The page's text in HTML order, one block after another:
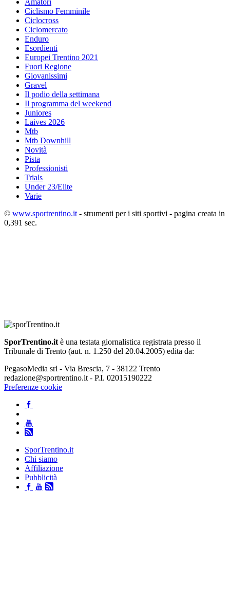
Amatori
Ciclismo Femminile
Ciclocross
Ciclomercato
Enduro
Esordienti
Europei Trentino 2021
Fuori Regione
Giovanissimi
Gravel
Il podio della settimana
Il programma del weekend
Juniores
Laives 2026
Mtb
Mtb Downhill
Novità
Pista
Professionisti
Trials
Under 23/Elite
Varie
© www.sportrentino.it - strumenti per i siti sportivi - pagina creata in
0,391 sec.
SporTrentino.it è una testata giornalistica registrata presso il
Tribunale di Trento (aut. n. 1.250 del 20.04.2005) edita da:
PegasoMedia srl - Via Brescia, 7 - 38122 Trento
redazione@sportrentino.it - P.I. 02015190222
Preferenze cookie
SporTrentino.it
Chi siamo
Affiliazione
Pubblicità